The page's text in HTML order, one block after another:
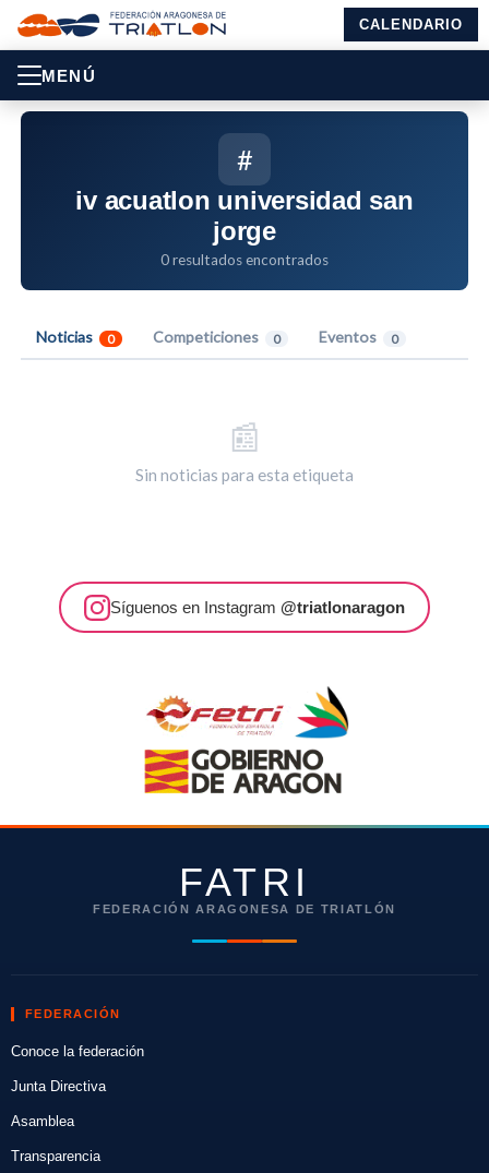
CALENDARIO
MENÚ
#
iv acuatlon universidad san
jorge
0 resultados encontrados
Noticias 0 Competiciones 0 Eventos 0
📰
Sin noticias para esta etiqueta
Síguenos en Instagram @triatlonaragon
FATRI
FEDERACIÓN ARAGONESA DE TRIATLÓN
FEDERACIÓN
Conoce la federación
Junta Directiva
Asamblea
Transparencia